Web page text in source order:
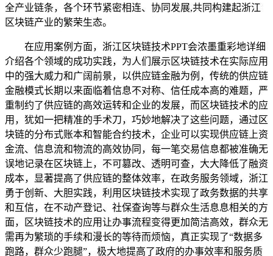
全产业链条，各个环节紧密相连、协同发展,共同构建起浙江
区块链产业的繁荣生态。
在应用案例方面，浙江区块链技术PPT会浓墨重彩地详细
介绍各个领域的成功实践，为人们展示区块链技术在实际应用
中的强大威力和广阔前景，以供应链金融为例，传统的供应链
金融模式长期以来面临着信息不对称、信任成本高的难题，严
重制约了供应链的高效运转和企业的发展，而区块链技术的应
用，犹如一把精准的手术刀，巧妙地解决了这些问题，通过区
块链的分布式账本和智能合约技术，企业可以实现供应链上资
金流、信息流和物流的高效协同，每一笔交易信息都被准确无
误地记录在区块链上，不可篡改、透明可查，大大降低了融资
成本，显著提高了供应链的整体效率，在政务服务领域，浙江
勇于创新、大胆实践，利用区块链技术实现了政务数据的共享
和互信，在不动产登记、社保查询等与群众生活息息相关的方
面，区块链技术的应用让办事流程变得更加简洁高效，群众无
需再为繁琐的手续和漫长的等待而烦恼，真正实现了“数据多
跑路，群众少跑腿”，极大地提高了政府的办事效率和服务质